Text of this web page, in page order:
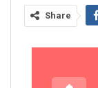
Share